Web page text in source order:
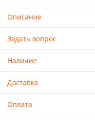
Описание
Задать вопрос
Наличие
Доставка
Оплата